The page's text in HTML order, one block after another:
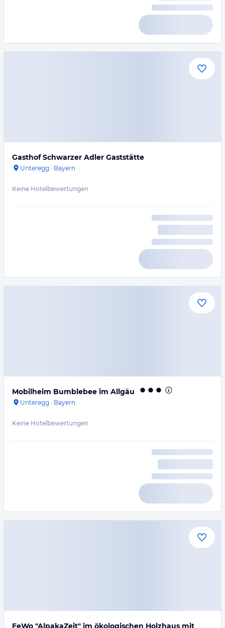
Gasthof Schwarzer Adler Gaststätte
Unteregg · Bayern
Keine Hotelbewertungen
Mobilheim Bumblebee im Allgäu
Unteregg · Bayern
Keine Hotelbewertungen
FeWo "AlpakaZeit" im ökologischen Holzhaus mit